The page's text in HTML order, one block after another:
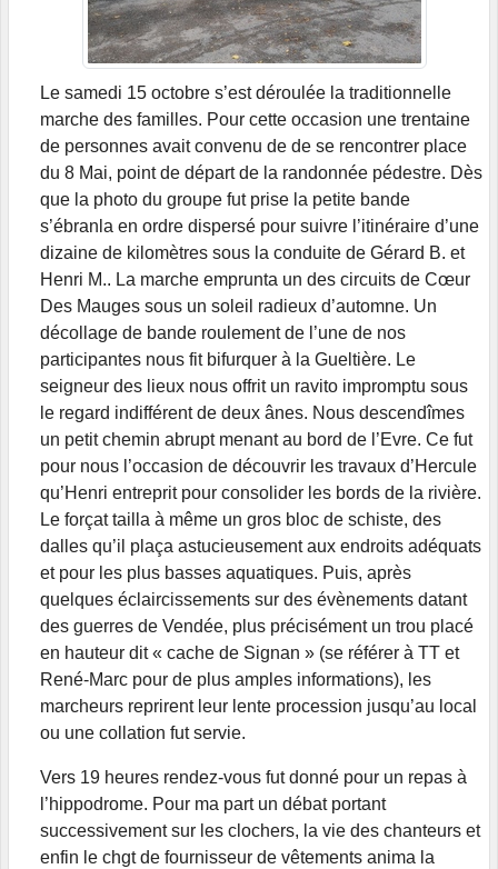
Le samedi 15 octobre s’est déroulée la traditionnelle
marche des familles. Pour cette occasion une trentaine
de personnes avait convenu de de se rencontrer place
du 8 Mai, point de départ de la randonnée pédestre. Dès
que la photo du groupe fut prise la petite bande
s’ébranla en ordre dispersé pour suivre l’itinéraire d’une
dizaine de kilomètres sous la conduite de Gérard B. et
Henri M.. La marche emprunta un des circuits de Cœur
Des Mauges sous un soleil radieux d’automne. Un
décollage de bande roulement de l’une de nos
participantes nous fit bifurquer à la Gueltière. Le
seigneur des lieux nous offrit un ravito impromptu sous
le regard indifférent de deux ânes. Nous descendîmes
un petit chemin abrupt menant au bord de l’Evre. Ce fut
pour nous l’occasion de découvrir les travaux d’Hercule
qu’Henri entreprit pour consolider les bords de la rivière.
Le forçat tailla à même un gros bloc de schiste, des
dalles qu’il plaça astucieusement aux endroits adéquats
et pour les plus basses aquatiques. Puis, après
quelques éclaircissements sur des évènements datant
des guerres de Vendée, plus précisément un trou placé
en hauteur dit « cache de Signan » (se référer à TT et
René-Marc pour de plus amples informations), les
marcheurs reprirent leur lente procession jusqu’au local
ou une collation fut servie.
Vers 19 heures rendez-vous fut donné pour un repas à
l’hippodrome. Pour ma part un débat portant
successivement sur les clochers, la vie des chanteurs et
enfin le chgt de fournisseur de vêtements anima la